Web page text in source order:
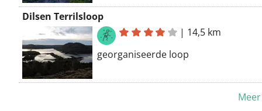
Vlaanderen. Het start in het Vlaams-
Diest en trekt dan via de Kempen door
Antwerpen en Limburg. Het aantal
wegen op dit GR-pad is bijzonder groot.
natuurgebieden, met natte
moerassen, vennen en heide. Je
Dilsen Terrilsloop
| 14,5 km
georganiseerde loop